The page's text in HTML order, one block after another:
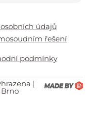
údajů
řešení
podmínky
|
Brno